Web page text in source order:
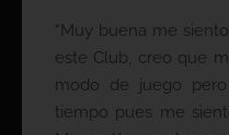
“Muy buena me
este Club, creo que
modo de juego
tiempo pues me